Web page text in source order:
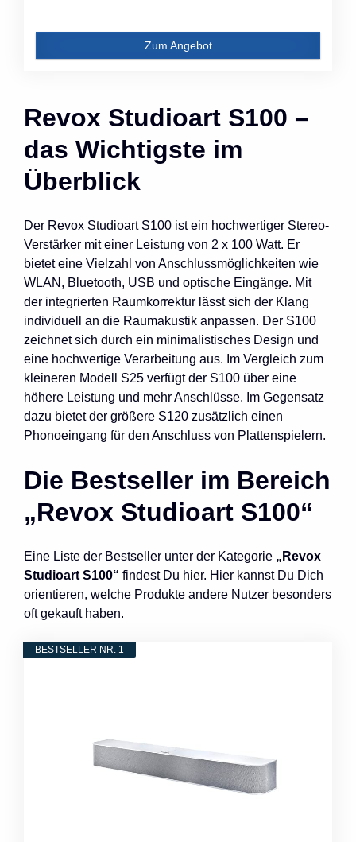
Zum Angebot
Revox Studioart S100 –
das Wichtigste im
Überblick
Der Revox Studioart S100 ist ein hochwertiger Stereo-
Verstärker mit einer Leistung von 2 x 100 Watt. Er
bietet eine Vielzahl von Anschlussmöglichkeiten wie
WLAN, Bluetooth, USB und optische Eingänge. Mit
der integrierten Raumkorrektur lässt sich der Klang
individuell an die Raumakustik anpassen. Der S100
zeichnet sich durch ein minimalistisches Design und
eine hochwertige Verarbeitung aus. Im Vergleich zum
kleineren Modell S25 verfügt der S100 über eine
höhere Leistung und mehr Anschlüsse. Im Gegensatz
dazu bietet der größere S120 zusätzlich einen
Phonoeingang für den Anschluss von Plattenspielern.
Die Bestseller im Bereich
„Revox Studioart S100“
Eine Liste der Bestseller unter der Kategorie „Revox
Studioart S100“ findest Du hier. Hier kannst Du Dich
orientieren, welche Produkte andere Nutzer besonders
oft gekauft haben.
BESTSELLER NR. 1